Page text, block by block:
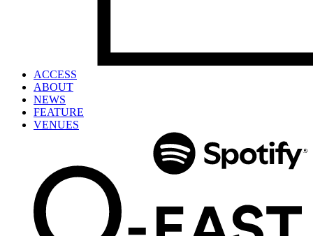
ACCESS
ABOUT
NEWS
FEATURE
VENUES